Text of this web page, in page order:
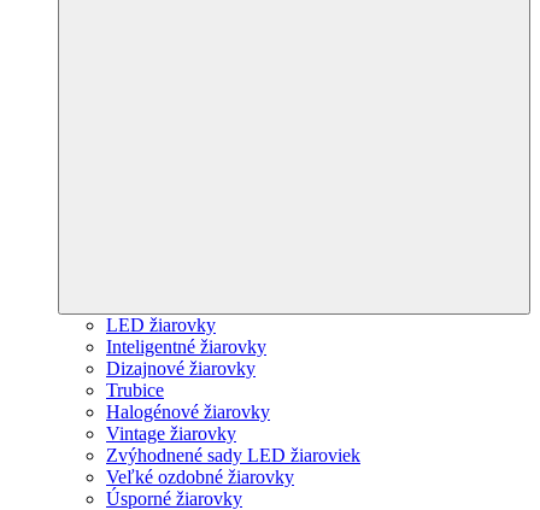
LED žiarovky
Inteligentné žiarovky
Dizajnové žiarovky
Trubice
Halogénové žiarovky
Vintage žiarovky
Zvýhodnené sady LED žiaroviek
Veľké ozdobné žiarovky
Úsporné žiarovky